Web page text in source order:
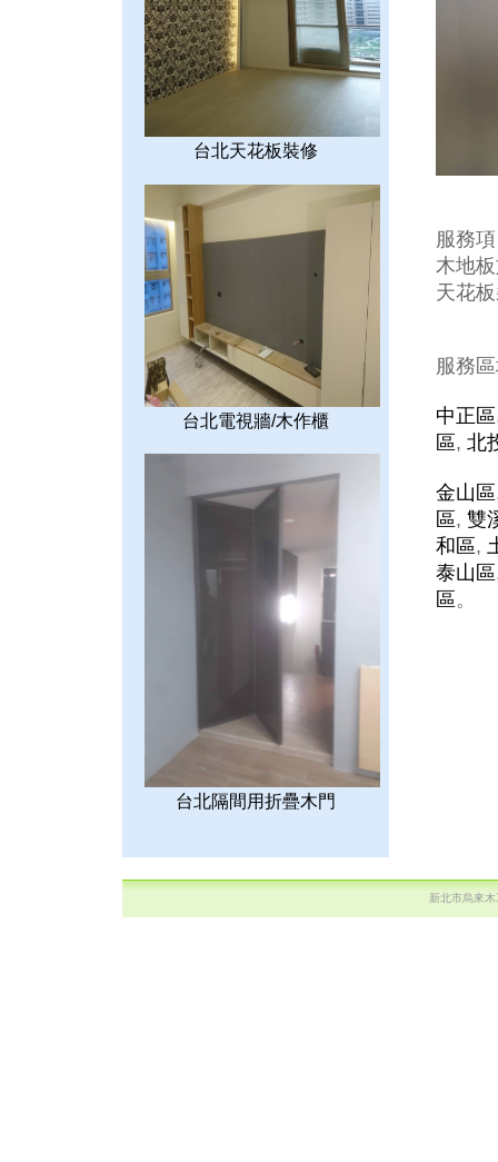
台北天花板裝修
台北電視牆/木作櫃
台北隔間用折疊木門
服務
木地
天花
服務
中正區
區, 北
金山區
區, 雙
和區,
泰山區
區 。
新北市烏來